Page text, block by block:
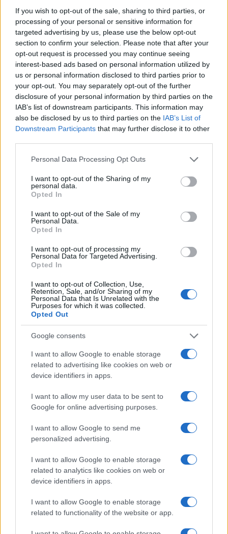
If you wish to opt-out of the sale, sharing to third parties, or
processing of your personal or sensitive information for
targeted advertising by us, please use the below opt-out
section to confirm your selection. Please note that after your
opt-out request is processed you may continue seeing
interest-based ads based on personal information utilized by
us or personal information disclosed to third parties prior to
your opt-out. You may separately opt-out of the further
disclosure of your personal information by third parties on the
IAB’s list of downstream participants. This information may
also be disclosed by us to third parties on the IAB’s List of
Downstream Participants that may further disclose it to other
Please note that this website/app uses one or more Google
not limited to your visit or usage behaviour. You may click to
grant or deny consent to Google and its third-party tags to
use your data for below specified purposes in below Google
consent section.
Personal Data Processing Opt Outs
I want to opt-out of the Sharing of my
personal data.
Opted In
I want to opt-out of the Sale of my
Personal Data.
Opted In
I want to opt-out of processing my
Personal Data for Targeted Advertising.
Opted In
I want to opt-out of Collection, Use,
Retention, Sale, and/or Sharing of my
Personal Data that Is Unrelated with the
Purposes for which it was collected.
Opted Out
Google consents
I want to allow Google to enable storage
related to advertising like cookies on web or
device identifiers in apps.
I want to allow my user data to be sent to
Google for online advertising purposes.
I want to allow Google to send me
personalized advertising.
I want to allow Google to enable storage
related to analytics like cookies on web or
device identifiers in apps.
I want to allow Google to enable storage
related to functionality of the website or app.
Continua a leggere
NEWS
Noemi in ospedale: il racconto della riabilitazione e il
ritorno sul palco
NEWS
Valle d’Aosta: polemiche tra sindacato e istituzioni per
Edoardo Marchesi · 5 Ago 2026
NEWS